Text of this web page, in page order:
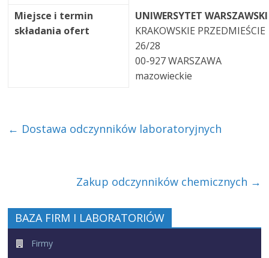
Miejsce i termin
składania ofert
UNIWERSYTET WARSZAWSKI
KRAKOWSKIE PRZEDMIEŚCIE
26/28
00-927 WARSZAWA
mazowieckie
← Dostawa odczynników laboratoryjnych
Zakup odczynników chemicznych →
BAZA FIRM I LABORATORIÓW
Firmy